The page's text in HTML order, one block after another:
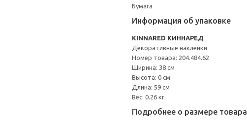
Бумага
Информация об упаковке
KINNARED КИННАРЕД
Декоративные наклейки
Номер товара: 204.484.62
Ширина: 38 см
Высота: 0 см
Длина: 59 см
Вес: 0.26 кг
Подробнее о размере товара